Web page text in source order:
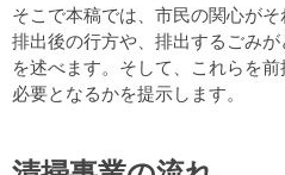
そこで本稿では、市民の関心が
排出後の行方や、排出するごみ
を述べます。そして、これらを
必要となるかを提示します。